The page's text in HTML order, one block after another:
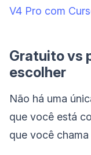
V4 Pro com
Gratuito vs
escolher
Não há uma
que você está
que você